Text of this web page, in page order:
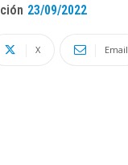
23/09/2022
X Email